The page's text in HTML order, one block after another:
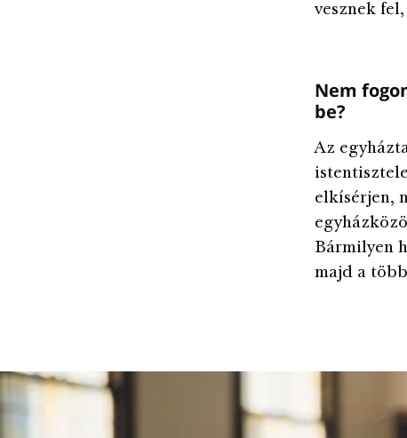
vesznek
Nem
be?
Az
elkísérjen,
Bármilyen
majd a